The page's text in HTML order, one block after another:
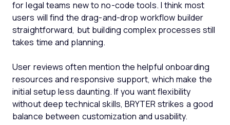
for legal teams new to no-code tools. I think most
users will find the drag-and-drop workflow builder
straightforward, but building complex processes still
takes time and planning.
User reviews often mention the helpful onboarding
resources and responsive support, which make the
initial setup less daunting. If you want flexibility
without deep technical skills, BRYTER strikes a good
balance between customization and usability.